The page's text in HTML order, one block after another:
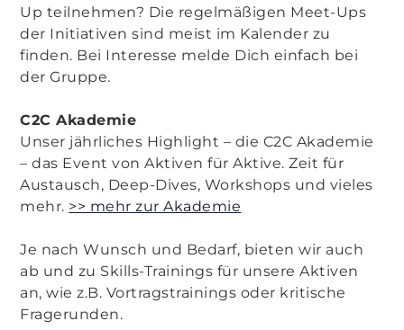
Up teilnehmen? Die regelmäßigen Meet-Ups
der Initiativen sind meist im Kalender zu
finden. Bei Interesse melde Dich einfach bei
der Gruppe.
C2C Akademie
Unser jährliches Highlight – die C2C Akademie
– das Event von Aktiven für Aktive. Zeit für
Austausch, Deep-Dives, Workshops und vieles
mehr. >> mehr zur Akademie
Je nach Wunsch und Bedarf, bieten wir auch
ab und zu Skills-Trainings für unsere Aktiven
an, wie z.B. Vortragstrainings oder kritische
Fragerunden.